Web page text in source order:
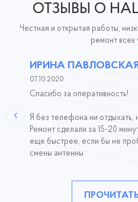
ОТЗЫВЫ О
Честная и открытая работы,
ремонт всех
ИРИНА ПАВЛОВСКАЯ
07.10.2020
Спасибо за оперативность!
Я без телефона ни отдыхать,
Ремонт сделали за 15-20
еще быстрее, если бы не
смены антенны.